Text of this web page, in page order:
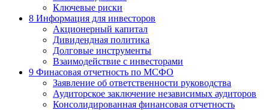
Ключевые риски
8 Информация для инвесторов
Акционерный капитал
Дивидендная политика
Долговые инструменты
Взаимодействие с инвеcторами
9 Финасовая отчетность по МСФО
Заявление об ответственности руководства
Аудиторское заключение независимых аудиторов
Консолидированная финансовая отчетность